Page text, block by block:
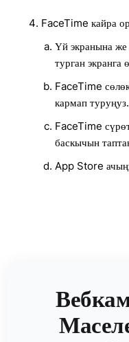
FaceTime кайра
Үй экранына
турган экранга
FaceTime
кармап туруңуз.
FaceTime
баскычын
App Store